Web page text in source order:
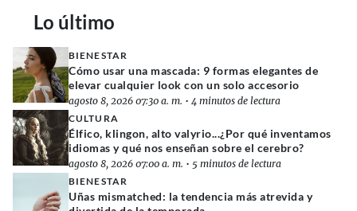
Lo último
BIENESTAR
Cómo usar una mascada: 9 formas elegantes de
elevar cualquier look con un solo accesorio
agosto 8, 2026 07:30 a. m. • 4 minutos de lectura
CULTURA
Élfico, klingon, alto valyrio...¿Por qué inventamos
idiomas y qué nos enseñan sobre el cerebro?
agosto 8, 2026 07:00 a. m. • 5 minutos de lectura
BIENESTAR
Uñas mismatched: la tendencia más atrevida y